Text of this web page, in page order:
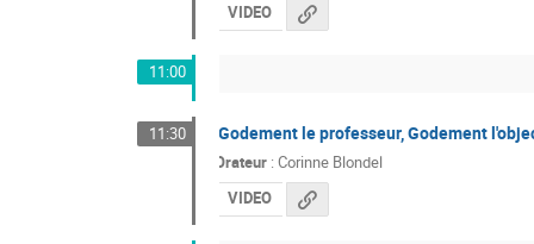
VIDEO
11:00
11:30 Godement le professeur, Godement
Orateur :Corinne Blondel
VIDEO